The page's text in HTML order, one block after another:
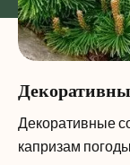
Декоративные
капризам